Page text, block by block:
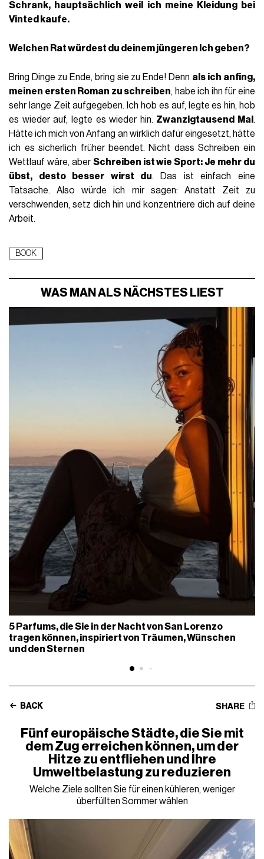
Schrank, hauptsächlich weil ich meine Kleidung bei
Vinted kaufe.
Welchen Rat würdest du deinem jüngeren Ich geben?
Bring Dinge zu Ende, bring sie zu Ende! Denn als ich anfing,
meinen ersten Roman zu schreiben, habe ich ihn für eine
sehr lange Zeit aufgegeben. Ich hob es auf, legte es hin, hob
es wieder auf, legte es wieder hin. Zwanzigtausend Mal .
Hätte ich mich von Anfang an wirklich dafür eingesetzt, hätte
ich es sicherlich früher beendet. Nicht dass Schreiben ein
Wettlauf wäre, aberSchreiben ist wie Sport: Je mehr du
übst, desto besser wirst du. Das ist einfach eine
Tatsache. Also würde ich mir sagen: Anstatt Zeit zu
verschwenden, setz dich hin und konzentriere dich auf deine
Arbeit.
BOOK
WAS MAN ALS NÄCHSTES LIEST
5 Parfums, die Sie in der Nacht von San Lorenzo
tragen können, inspiriert von Träumen, Wünschen
und den Sternen
BACK SHARE
Fünf europäische Städte, die Sie mit
dem Zug erreichen können, um der
Hitze zu entfliehen und Ihre
Umweltbelastung zu reduzieren
Welche Ziele sollten Sie für einen kühleren, weniger
überfüllten Sommer wählen